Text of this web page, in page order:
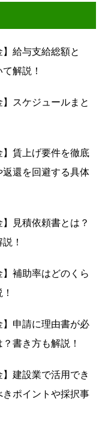
】給与支給総額と
解説！
】スケジュールまと
】賃上げ要件を徹底
還を回避する具体
】見積依頼書とは？
！
】補助率はどのくら
】申請に理由書が必
書き方も解説！
】建設業で活用でき
ポイントや採択事